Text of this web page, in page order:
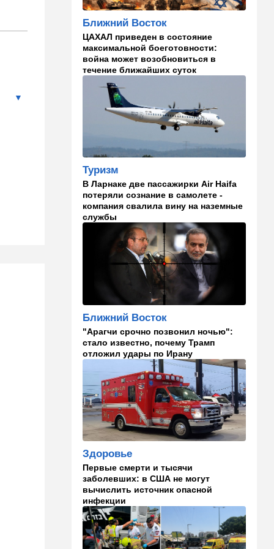
22:33 Транспорт
Почему Израиль до сих пор
не решил проблему пробок,
несмотря на вложенные
миллиарды
Ближний Восток
Вывести войска: ливанцы
уповают на будущие
израильские выборы
21:45 Мнения
И еще про Иран…
21:21 Общество
Главное забыл: летевший в
Израиль рейс оказался под
угрозой
Израиль
Как будто знал: известного
израильского певца и поэта
раздавил собственный
автомобиль
20:37 Публицистика
Цена "эффективности":
почему новые правила ПДД
бьют по правам водителей
19:30 Транспорт
Пожилой водитель и
погибшая Диана: появилась
видеосъемка автобусного
ДТП в Ашкелоне
18:38 Транспорт
Подарок к праздникам:
американские авиалинии
снова летят в Израиль
18:19 Мнения
В Японии пока не приняты
Ближний Восток
ЦАХАЛ приведен в состояние
максимальной боеготовности:
война может возобновиться в
течение ближайших суток
Туризм
В Ларнаке две пассажирки Air Haifa
потеряли сознание в самолете -
компания свалила вину на наземные
службы
Ближний Восток
"Арагчи срочно позвонил ночью":
стало известно, почему Трамп
отложил удары по Ирану
Здоровье
Первые смерти и тысячи
заболевших: в США не могут
вычислить источник опасной
инфекции